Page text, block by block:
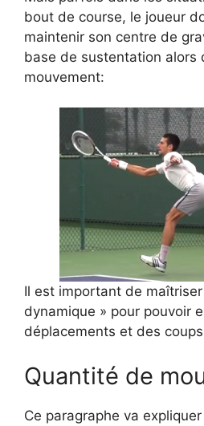
bout de course, le joueur
maintenir son centre de
base de sustentation alors
mouvement:
Il est important de
dynamique » pour pouvoir
déplacements et des
Quantité de
Ce paragraphe va